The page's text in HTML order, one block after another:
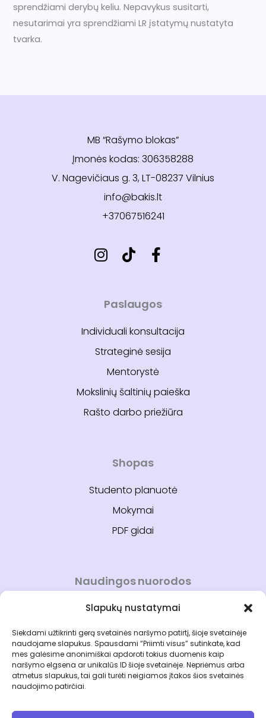
Slapukų nustatymai
Siekdami užtikrinti gerą svetainės naršymo patirtį, šioje svetainėje
naudojame slapukus. Spausdami “Priimti visus” sutinkate, kad
mes galėsime anonimiškai apdoroti tokius duomenis kaip
naršymo elgsena ar unikalūs ID šioje svetainėje. Nepriėmus arba
atmetus slapukus, tai gali turėti neigiamos įtakos šios svetainės
naudojimo patirčiai.
sprendžiami derybų keliu. Nepavykus susitarti,
nesutarimai yra sprendžiami LR įstatymų nustatyta
tvarka.
MB “Rašymo blokas”
Įmonės kodas: 306358288
V. Nagevičiaus g. 3, LT-08237 Vilnius
info@bakis.lt
+37067516241
Paslaugos
Individuali konsultacija
Strateginė sesija
Mentorystė
Mokslinių šaltinių paieška
Rašto darbo priežiūra
Shopas
Studento planuotė
Mokymai
PDF gidai
Naudingos nuorodos
Mano paskyra
Kontaktai
Apie bakis.lt
Naujienlaiškis
Privatumo politika